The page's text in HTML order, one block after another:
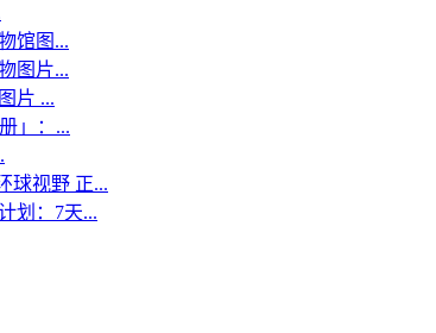
馆图...
图片...
片 ...
」：...
球视野 正...
划：7天...